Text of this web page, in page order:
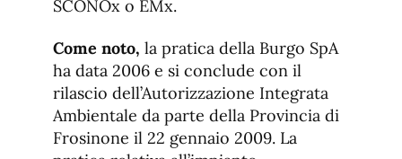
SCONOx o EMx.
Come noto, la pratica della Burgo SpA
ha data 2006 e si conclude con il
rilascio dell’Autorizzazione Integrata
Ambientale da parte della Provincia di
Frosinone il 22 gennaio 2009. La